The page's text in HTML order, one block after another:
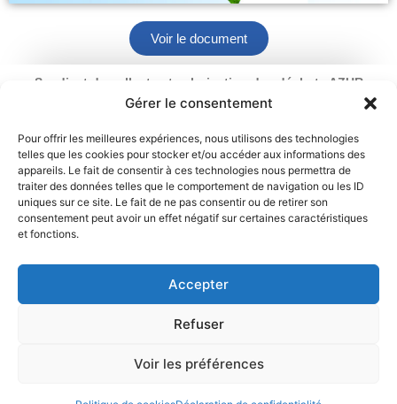
Gérer le consentement
Pour offrir les meilleures expériences, nous utilisons des technologies
telles que les cookies pour stocker et/ou accéder aux informations des
appareils. Le fait de consentir à ces technologies nous permettra de
traiter des données telles que le comportement de navigation ou les ID
uniques sur ce site. Le fait de ne pas consentir ou de retirer son
consentement peut avoir un effet négatif sur certaines caractéristiques
et fonctions.
Accepter
Refuser
Voir les préférences
Voir le document
Syndicat de collecte et valorisation des déchets AZUR
Ouverture : du lundi au vendredi
2 rue du Chemin Vert – 95100 Argenteuil
01 34 11 70 31
Mentions légales Politique de cookies
Déclaration de confidentialité